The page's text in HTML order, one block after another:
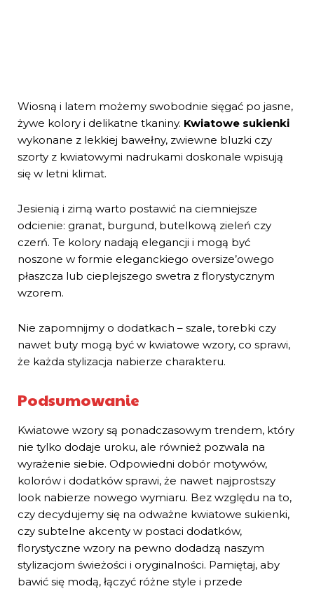
Wiosną i latem możemy swobodnie sięgać po jasne,
żywe kolory i delikatne tkaniny. Kwiatowe sukienki
wykonane z lekkiej bawełny, zwiewne bluzki czy
szorty z kwiatowymi nadrukami doskonale wpisują
się w letni klimat.
Jesienią i zimą warto postawić na ciemniejsze
odcienie: granat, burgund, butelkową zieleń czy
czerń. Te kolory nadają elegancji i mogą być
noszone w formie eleganckiego oversize’owego
płaszcza lub cieplejszego swetra z florystycznym
wzorem.
Nie zapomnijmy o dodatkach – szale, torebki czy
nawet buty mogą być w kwiatowe wzory, co sprawi,
że każda stylizacja nabierze charakteru.
Podsumowanie
Kwiatowe wzory są ponadczasowym trendem, który
nie tylko dodaje uroku, ale również pozwala na
wyrażenie siebie. Odpowiedni dobór motywów,
kolorów i dodatków sprawi, że nawet najprostszy
look nabierze nowego wymiaru. Bez względu na to,
czy decydujemy się na odważne kwiatowe sukienki,
czy subtelne akcenty w postaci dodatków,
florystyczne wzory na pewno dodadzą naszym
stylizacjom świeżości i oryginalności. Pamiętaj, aby
bawić się modą, łączyć różne style i przede